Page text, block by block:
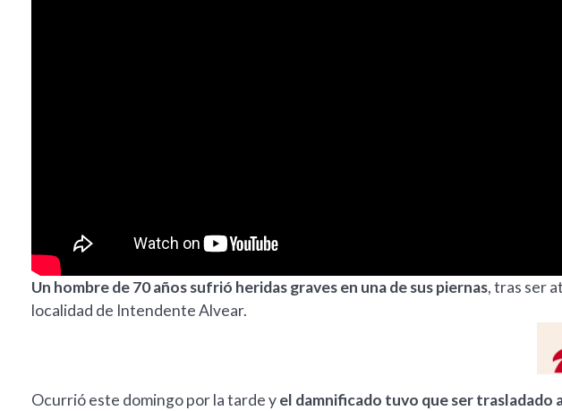
Un hombre de 70 años sufrió heridas graves en una de sus piernas, tras ser
localidad de Intendente Alvear.
Ocurrió este domingo por la tarde yel damnificado tuvo que ser trasladado